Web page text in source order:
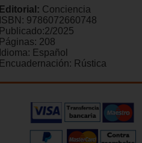
Editorial: Conciencia
ISBN: 9786072660748
Publicado:2/2025
Páginas: 208
Idioma: Español
Encuadernación: Rústica